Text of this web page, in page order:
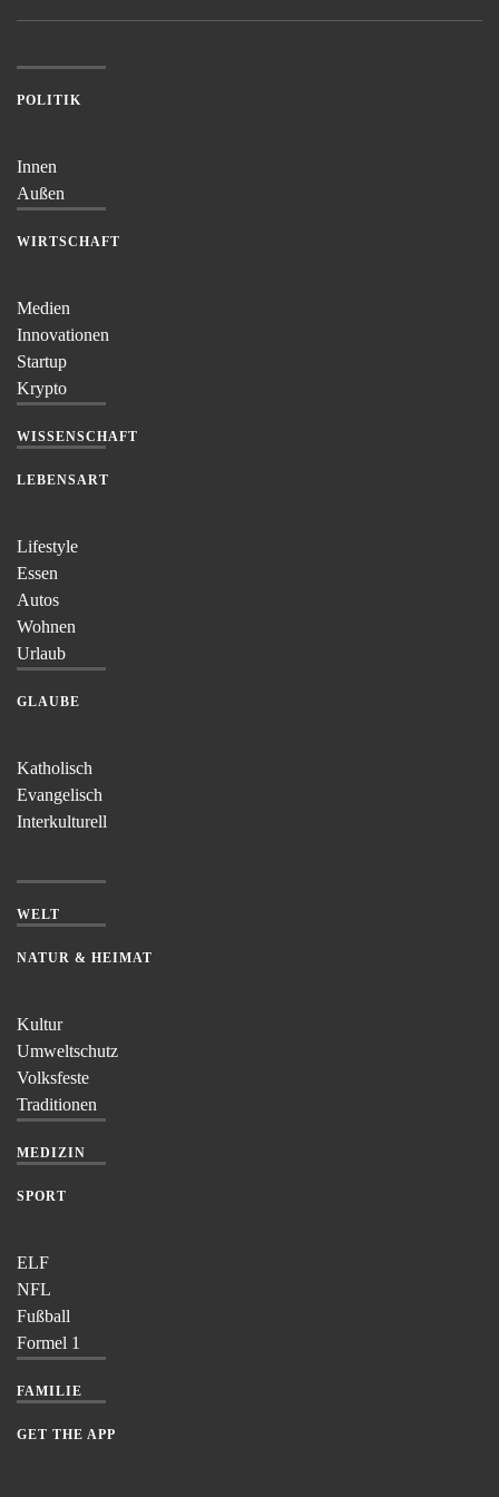
POLITIK
Innen
Außen
WIRTSCHAFT
Medien
Innovationen
Startup
Krypto
WISSENSCHAFT
LEBENSART
Lifestyle
Essen
Autos
Wohnen
Urlaub
GLAUBE
Katholisch
Evangelisch
Interkulturell
WELT
NATUR & HEIMAT
Kultur
Umweltschutz
Volksfeste
Traditionen
MEDIZIN
SPORT
ELF
NFL
Fußball
Formel 1
FAMILIE
GET THE APP